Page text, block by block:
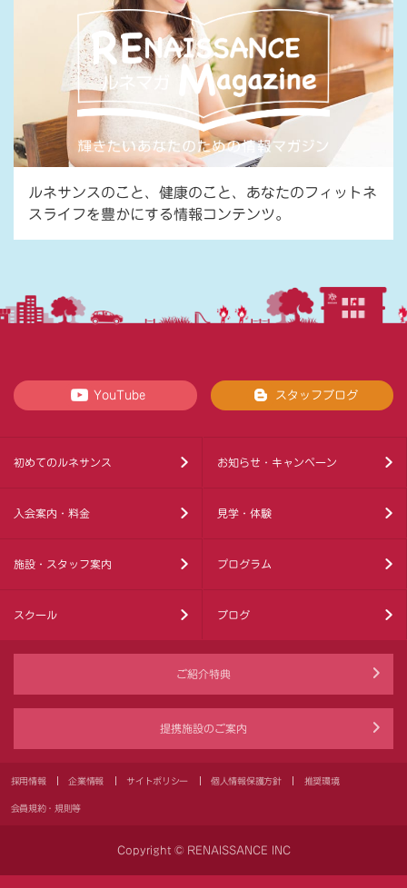
ルネサンスのこと、健康のこと、あなたのフィットネ
スライフを豊かにする情報コンテンツ。
YouTube スタッフブログ
初めてのルネサンス お知らせ・キャンペーン
入会案内・料金 見学・体験
施設・スタッフ案内 プログラム
スクール ブログ
ご紹介特典
提携施設のご案内
採用情報 企業情報 サイトポリシー 個人情報保護方針 推奨環境
会員規約・規則等
Copyright © RENAISSANCE INC